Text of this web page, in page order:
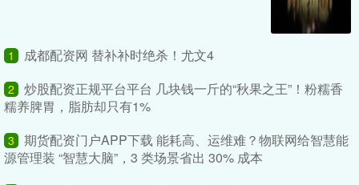
1 成都配资网 替补补时绝杀！尤文4
2
炒股配资正规平台平台 几块钱一斤的“秋果之王”！粉糯香
糯养脾胃，脂肪却只有1%
3
期货配资门户APP下载 能耗高、运维难？物联网给智慧能
源管理装 “智慧大脑”，3 类场景省出 30% 成本